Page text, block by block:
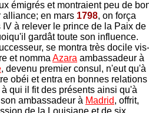
émigrés et montraient peu de
en mars 1798, on força
à relever le prince de la Paix de
gardât toute son influence.
se montra très docile vis-
et nomma Azara ambassadeur à
, devenu premier consul, n'eut qu'à
obéi et entra en bonnes relations
qui il fit des présents ainsi qu'à
ambassadeur à Madrid, offrit,
de la Louisiane et de six